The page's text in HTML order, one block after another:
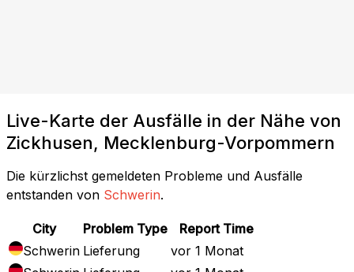
Live-Karte der Ausfälle in der Nähe von
Zickhusen, Mecklenburg-Vorpommern
Die kürzlichst gemeldeten Probleme und Ausfälle
entstanden von Schwerin.
City Problem Type
Report Time
Schwerin Lieferung
vor 1 Monat